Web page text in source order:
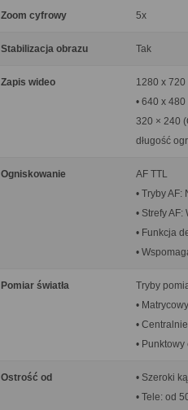
Zoom cyfrowy 5x
Stabilizacja obrazu Tak
Zapis wideo
1280 x 720
• 640 x
320 × 240
długość
Ogniskowanie
AF TTL
• Tryby
• Strefy
• Funkcja
•
Pomiar światła
Tryby
•
•
•
Ostrość od
• Szeroki
• Tele: od